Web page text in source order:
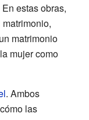
estas obras,
matrimonio
mujer como
. Ambos
las